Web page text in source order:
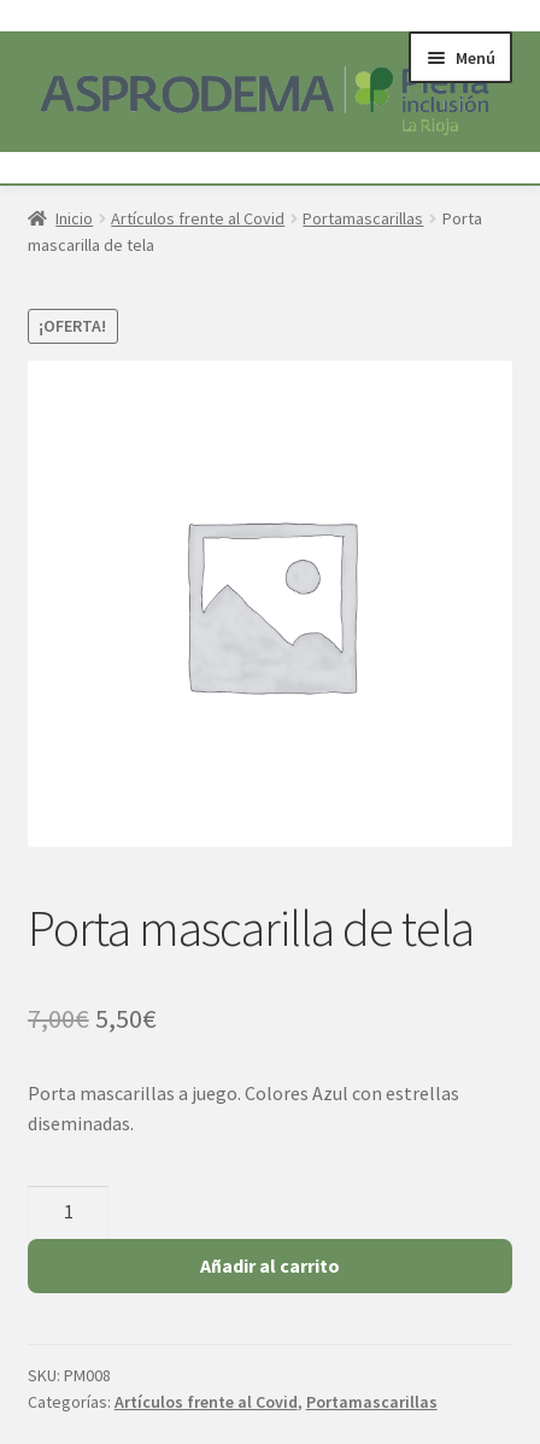
lacontenido
Menú
Inicio
SOBRE NOSOTROS
Acerca
Inicio Artículos frente al Covid Portamascarillas
Porta
mascarilla de tela
¡OFERTA!
Porta mascarilla de tela
7,00€ El
original
7,00€.
5,50€El
actual
Porta mascarillas a juego. Colores Azul con estrellas
diseminadas.
tela
Añadir al carrito
SKU: PM008
Categorías: Artículos frente al Covid, Portamascarillas